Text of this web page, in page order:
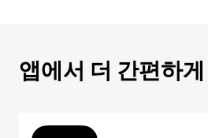
앱에서 더 간편하게